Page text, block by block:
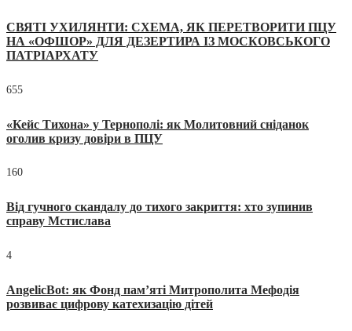
СВЯТІ УХИЛЯНТИ: СХЕМА, ЯК ПЕРЕТВОРИТИ ПЦУ
НА «ОФШОР» ДЛЯ ДЕЗЕРТИРА ІЗ МОСКОВСЬКОГО
ПАТРІАРХАТУ
655
«Кейс Тихона» у Тернополі: як Молитовний сніданок
оголив кризу довіри в ПЦУ
160
Від гучного скандалу до тихого закриття: хто зупинив
справу Мстислава
4
AngelicBot: як Фонд пам’яті Митрополита Мефодія
розвиває цифрову катехизацію дітей